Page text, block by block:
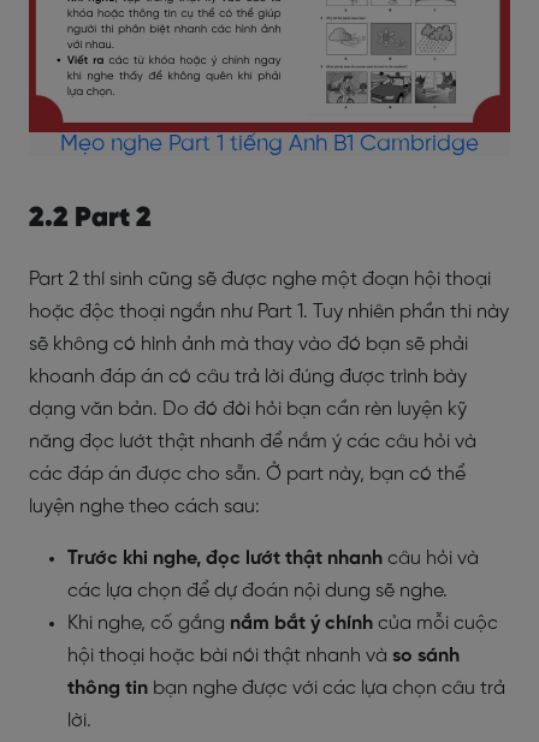
Mẹo nghe Part 1 tiếng Anh B1 Cambridge
2.2 Part 2
Part 2 thí sinh cũng sẽ được nghe một đoạn hội thoại
hoặc độc thoại ngắn như Part 1. Tuy nhiên phần thi này
sẽ không có hình ảnh mà thay vào đó bạn sẽ phải
khoanh đáp án có câu trả lời đúng được trình bày
dạng văn bản. Do đó đòi hỏi bạn cần rèn luyện kỹ
năng đọc lướt thật nhanh để nắm ý các câu hỏi và
các đáp án được cho sẵn. Ở part này, bạn có thể
luyện nghe theo cách sau:
Trước khi nghe, đọc lướt thật nhanh câu hỏi và
các lựa chọn để dự đoán nội dung sẽ nghe.
Khi nghe, cố gắng nắm bắt ý chính của mỗi cuộc
hội thoại hoặc bài nói thật nhanh và so sánh
thông tin bạn nghe được với các lựa chọn câu trả
lời.